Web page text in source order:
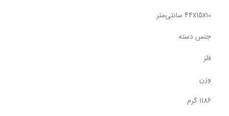
44x15x10 سانتی‌متر
جنس دسته
فلز
وزن
1186 گرم